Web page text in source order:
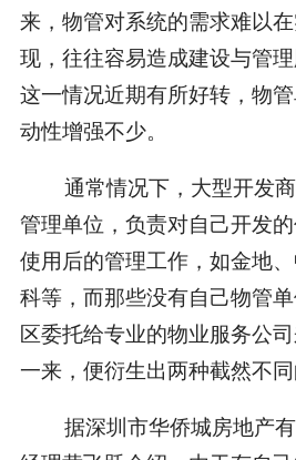
来，物管对系统的需求难以
现，往往容易造成建设与管
这一情况近期有所好转，物
动性增强不少。
通常情况下，大型开发商
管理单位，负责对自己开发
使用后的管理工作，如金地
科等，而那些没有自己物管
区委托给专业的物业服务公
一来，便衍生出两种截然不同
据深圳市华侨城房地产有